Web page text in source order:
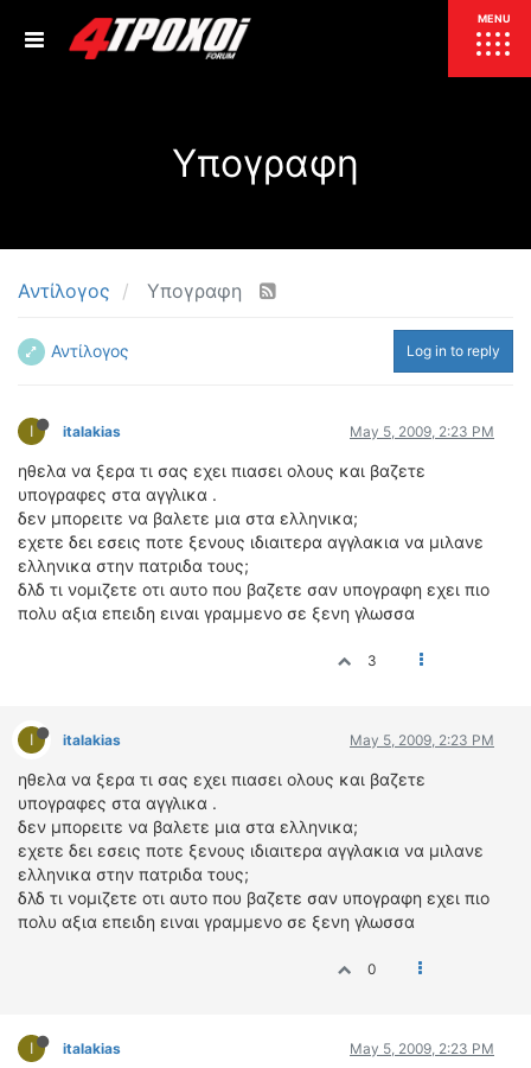
Yπογραφη
Αντίλογος Yπογραφη
Αντίλογος Log in to reply
I italakias May 5, 2009, 2:23 PM
ηθελα να ξερα τι σας εχει πιασει ολους και βαζετε
υπογραφες στα αγγλικα .
δεν μπορειτε να βαλετε μια στα ελληνικα;
εχετε δει εσεις ποτε ξενους ιδιαιτερα αγγλακια να μιλανε
ελληνικα στην πατριδα τους;
δλδ τι νομιζετε οτι αυτο που βαζετε σαν υπογραφη εχει πιο
πολυ αξια επειδη ειναι γραμμενο σε ξενη γλωσσα
3
I italakias May 5, 2009, 2:23 PM
ηθελα να ξερα τι σας εχει πιασει ολους και βαζετε
υπογραφες στα αγγλικα .
δεν μπορειτε να βαλετε μια στα ελληνικα;
εχετε δει εσεις ποτε ξενους ιδιαιτερα αγγλακια να μιλανε
ελληνικα στην πατριδα τους;
δλδ τι νομιζετε οτι αυτο που βαζετε σαν υπογραφη εχει πιο
πολυ αξια επειδη ειναι γραμμενο σε ξενη γλωσσα
0
I italakias May 5, 2009, 2:23 PM
TEST
ΣΥΓΚΡΙΤΙΚΕΣ ΔΟΚΙΜΕΣ
ΑΓΩΝΙΣΤΙΚΕΣ ΓΝΩΡΙΜΙΕΣ
ΔΟΚΙΜΕΣ ΕΛΑΣΤΙΚΩΝ
ΕΙΔΙΚΕΣ ΔΙΑΔΡΟΜΕΣ
ΟΔΟΙΠΟΡΙΚΑ
VIDEO
4TTV
ΕΙΔΗΣΕΙΣ – ΠΑΡΟΥΣΙΑΣΕΙΣ
ΛΕΞΙΚΟ
ΠΕΡΙΒΑΛΛΟΝ
ΔΟΚΙΜΕΣ – ΠΑΡΟΥΣΙΑΣΕΙΣ
WRC